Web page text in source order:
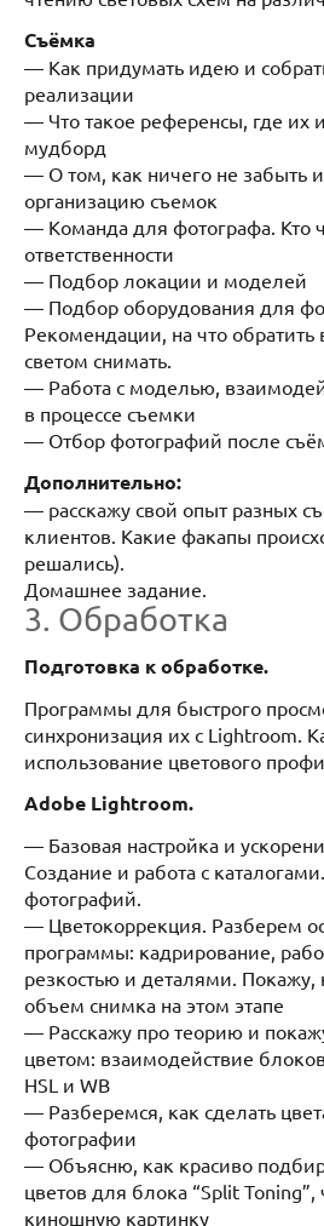
Съёмка
— Как придумать идею и
реализации
— Что такое референсы, где их
мудборд
— О том, как ничего не забыть
организацию съемок
— Команда для фотографа. Кто
ответственности
— Подбор локации и моделей
— Подбор оборудования для
Рекомендации, на что
светом снимать.
— Работа с моделью,
в процессе съемки
— Отбор фотографий после
Дополнительно:
— расскажу свой опыт разных
клиентов. Какие факапы
решались).
Домашнее задание.
3. Обработка
Подготовка к обработке.
Программы для быстрого
синхронизация их с Lightroom.
использование цветового
Adobe Lightroom.
— Базовая настройка и
Создание и работа с
фотографий.
— Цветокоррекция. Разберем
программы: кадрирование,
резкостью и деталями. Покажу,
объем снимка на этом этапе
— Расскажу про теорию и
цветом: взаимодействие
HSL и WB
— Разберемся, как сделать
фотографии
— Объясню, как красиво
цветов для блока “Split Toning”,
киношную картинку